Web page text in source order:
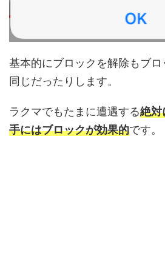
基本的にブロックを解除もブ
同じだったりします。
ラクマでもたまに遭遇する絶対
手にはブロックが効果的です。